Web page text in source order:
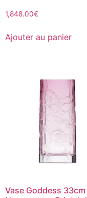
1,848.00€
Ajouter au panier
Vase Goddess